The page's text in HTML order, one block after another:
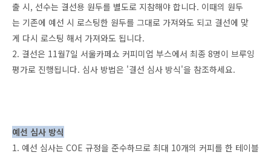
출 시, 선수는 결선용 원두를 별도로 지참해야 합니다. 이때의 원두
는 기존에 예선 시 로스팅한 원두를 그대로 가져와도 되고 결선에 맞
게 다시 로스팅 해서 가져와도 됩니다.
2. 결선은 11월7일 서울카페쇼 커피미업 부스에서 최종 8명이 브루잉
평가로 진행됩니다. 심사 방법은 '결선 심사 방식'을 참조하세요.
예선 심사 방식
1. 예선 심사는 COE 규정을 준수하므로 최대 10개의 커피를 한 테이블